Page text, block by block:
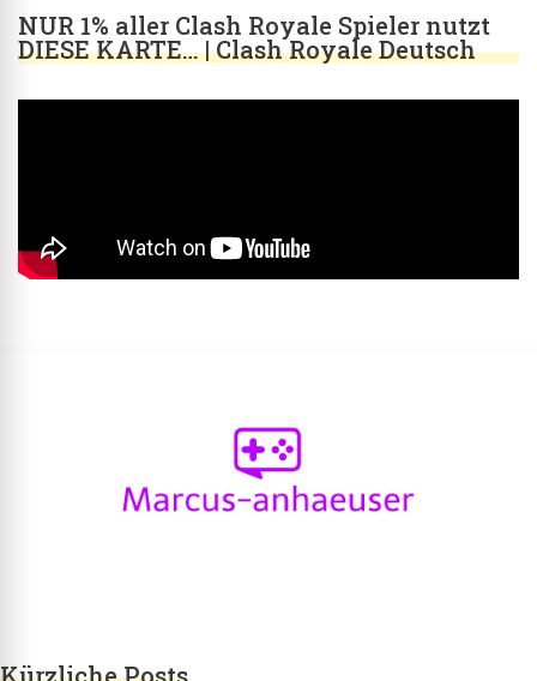
NUR 1% aller Clash Royale Spieler nutzt
DIESE KARTE… | Clash Royale Deutsch
Kürzliche Posts